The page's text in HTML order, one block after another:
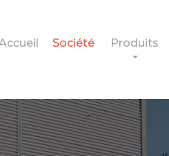
Société Produits